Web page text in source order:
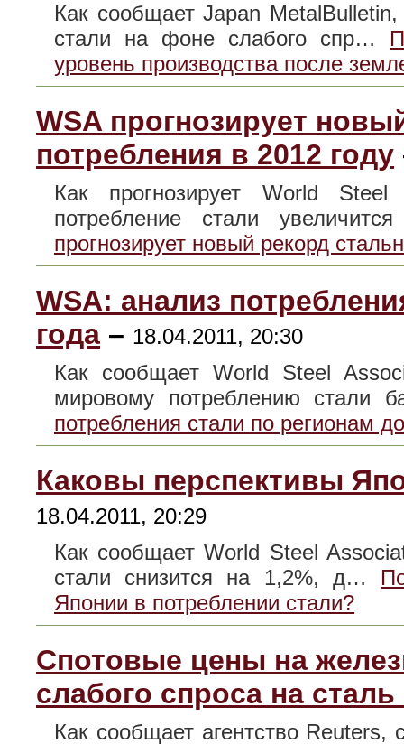
Как сообщает Japan
стали на фоне слабого спр…
уровень производства после
WSA прогнозирует
потребления в 2012 году
Как прогнозирует World
потребление стали
прогнозирует новый рекорд
WSA: анализ
года – 18.04.2011, 20:30
Как сообщает World Steel
мировому потреблению стали
потребления стали по регионам
Каковы перспективы
18.04.2011, 20:29
Как сообщает World Steel
стали снизится на 1,2%, д…
Японии в потреблении стали?
Спотовые цены на
слабого спроса на сталь
Как сообщает агентство